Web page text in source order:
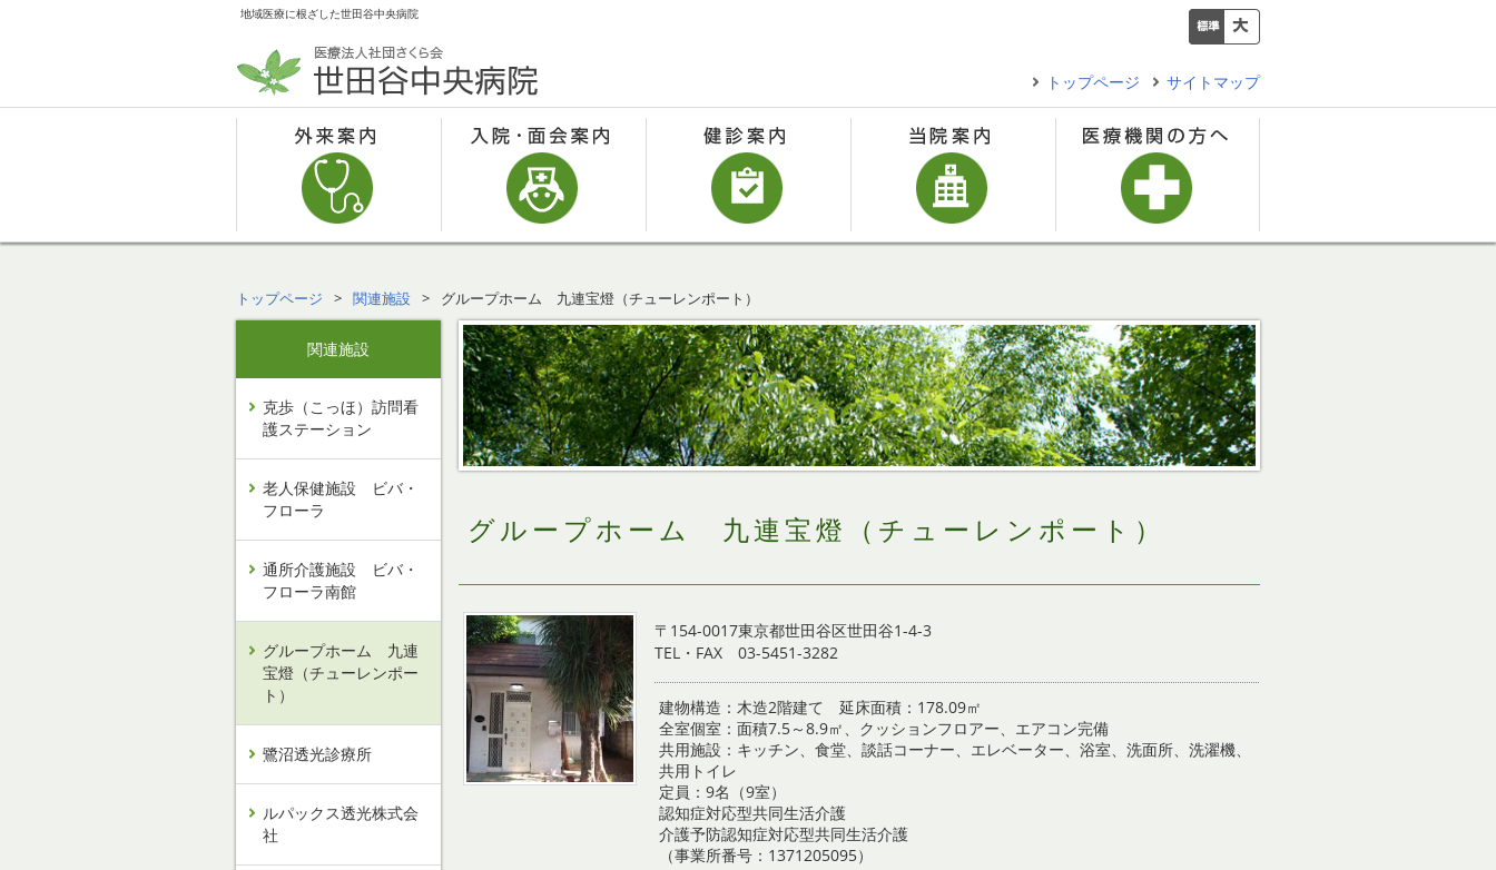
地域医療に根ざした世田谷中央病院
サイトマップ
トップページ
トップページ 関連施設 グループホーム 九連宝燈（チューレンポート）
グループホーム 九連宝燈（チューレンポート）
〒154-0017東京都世田谷区世田谷1-4-3
TEL・FAX 03-5451-3282
建物構造：木造2階建て 延床面積：178.09㎡
全室個室：面積7.5～8.9㎡、クッションフロアー、エアコン完備
共用施設：キッチン、食堂、談話コーナー、エレベーター、浴室、洗面所、洗濯機、
共用トイレ
定員：9名（9室）
認知症対応型共同生活介護
介護予防認知症対応型共同生活介護
（事業所番号：1371205095）
関連施設
克歩（こっほ）訪問看
護ステーション
老人保健施設 ビバ・
フローラ
通所介護施設 ビバ・
フローラ南館
グループホーム 九連
宝燈（チューレンポー
ト）
鷺沼透光診療所
ルパックス透光株式会
社